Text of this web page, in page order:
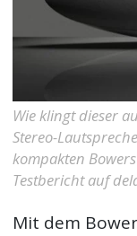
Wie klingt dieser
Stereo-
kompakten
Testbericht auf
Mit dem